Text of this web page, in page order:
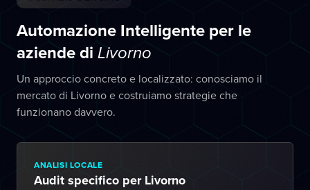
Automazione Intelligente per le
aziende di Livorno
Un approccio concreto e localizzato: conosciamo il
mercato di Livorno e costruiamo strategie che
funzionano davvero.
ANALISI LOCALE
Audit specifico per Livorno